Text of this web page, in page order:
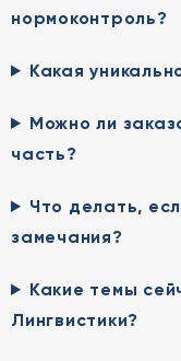
нормоконтроль?
Какая
Можно ли
часть?
Что делать,
замечания?
Какие темы
Лингвистики?